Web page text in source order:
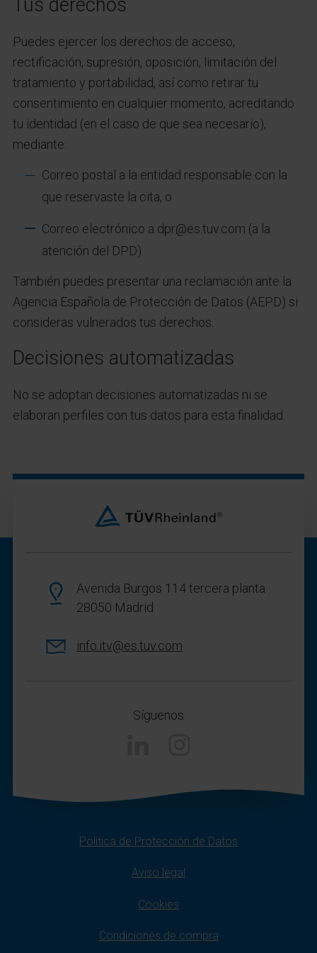
Tus derechos
Puedes ejercer los derechos de acceso,
rectificación, supresión, oposición, limitación del
tratamiento y portabilidad, así como retirar tu
consentimiento en cualquier momento, acreditando
tu identidad (en el caso de que sea necesario),
mediante:
Correo postal a la entidad responsable con la
que reservaste la cita, o
Correo electrónico a dpr@es.tuv.com (a la
atención del DPD).
También puedes presentar una reclamación ante la
Agencia Española de Protección de Datos (AEPD) si
consideras vulnerados tus derechos.
Decisiones automatizadas
No se adoptan decisiones automatizadas ni se
elaboran perfiles con tus datos para esta finalidad.
Avenida Burgos 114 tercera planta
28050 Madrid
info.itv@es.tuv.com
Síguenos
Política de Protección de Datos
Aviso legal
Cookies
Condiciones de compra